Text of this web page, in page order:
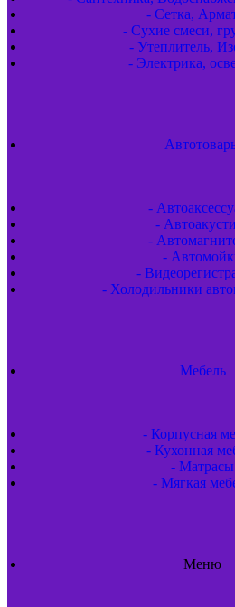
- Сетка,
- Сухие смеси,
- Утеплитель,
- Электрика,
-
-
-
-
-
- Холодильники
Мебель
- Корпусная
- Кухонная
- Матрасы
- Мягкая
Меню